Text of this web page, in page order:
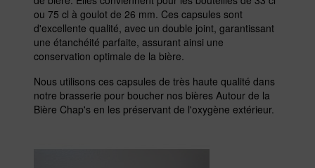
ou 75 cl à goulot de 26 mm. Ces capsules sont
d'excellente qualité, avec un double joint, garantissant
une étanchéité parfaite, assurant ainsi une
conservation optimale de la bière.
Nous utilisons ces capsules de très haute qualité dans
notre brasserie pour boucher nos bières Autour de la
Bière Chap's en les préservant de l'oxygène extérieur.